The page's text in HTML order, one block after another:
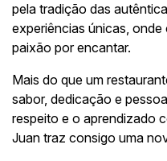
pela tradição das
experiências únicas,
paixão por encantar.
Mais do que um
sabor, dedicação e
respeito e o aprendizado
Juan traz consigo uma